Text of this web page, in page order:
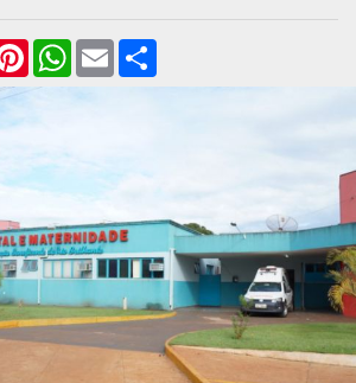
PinterestWhatsApp
Email